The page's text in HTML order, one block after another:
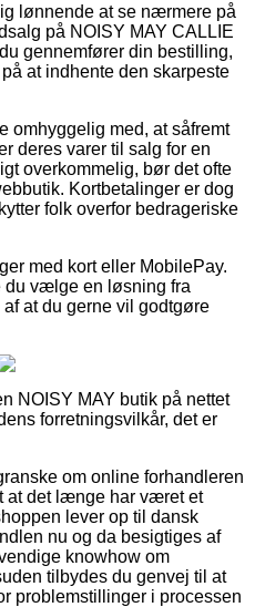
lønnende at se nærmere på
på NOISY MAY CALLIE
gennemfører din bestilling,
at indhente den skarpeste
omhyggelig med, at såfremt
deres varer til salg for en
overkommelig, bør det ofte
Kortbetalinger er dog
folk overfor bedrageriske
med kort eller MobilePay.
du vælge en løsning fra
at du gerne vil godtgøre
NOISY MAY butik på nettet
forretningsvilkår, det er
om online forhandleren
at det længe har været et
lever op til dansk
nu og da besigtiges af
knowhow om
tilbydes du genvej til at
problemstillinger i processen